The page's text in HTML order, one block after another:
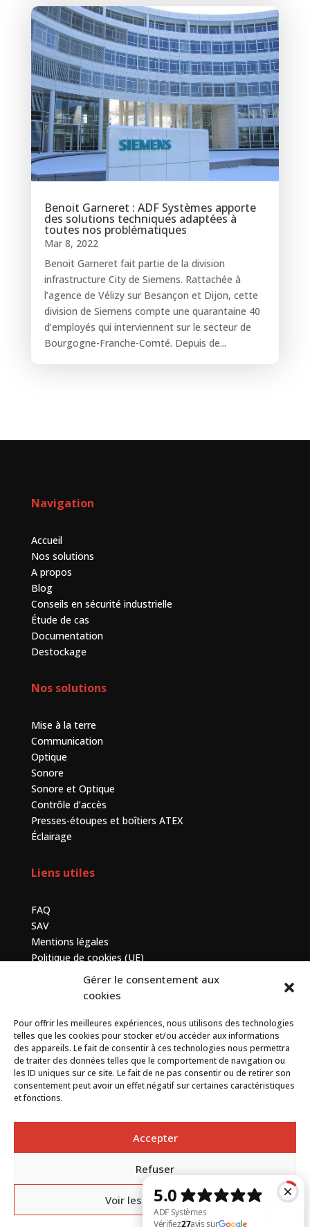
Gérer le consentement aux
cookies
Pour offrir les meilleures expériences, nous utilisons des technologies
telles que les cookies pour stocker et/ou accéder aux informations
des appareils. Le fait de consentir à ces technologies nous permettra
de traiter des données telles que le comportement de navigation ou
les ID uniques sur ce site. Le fait de ne pas consentir ou de retirer son
consentement peut avoir un effet négatif sur certaines caractéristiques
et fonctions.
Accepter
Refuser
Voir les préférences
Benoit Garneret : ADF Systèmes apporte
des solutions techniques adaptées à
toutes nos problématiques
Mar 8, 2022
Benoit Garneret fait partie de la division
infrastructure City de Siemens. Rattachée à
l’agence de Vélizy sur Besançon et Dijon, cette
division de Siemens compte une quarantaine 40
d’employés qui interviennent sur le secteur de
Bourgogne-Franche-Comté. Depuis de...
Navigation
Accueil
Nos solutions
A propos
Blog
Conseils en sécurité industrielle
Étude de cas
Documentation
Destockage
Nos solutions
Mise à la terre
Communication
Optique
Sonore
Sonore et Optique
Contrôle d’accès
Presses-étoupes et boîtiers ATEX
Éclairage
Liens utiles
FAQ
SAV
Mentions légales
Politique de cookies (UE)
Contactez-nous
7 bis avenue de la Baltique, ZA de Courtabœuf, 91140
Villebon sur Yvette
+33 (0) 1 69 75 20 90
Contact
ByNeocamino